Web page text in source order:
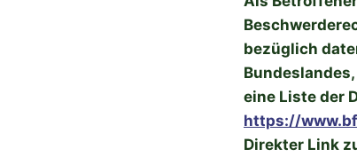
bezüglich
eine Liste der
https://
Direkter Link